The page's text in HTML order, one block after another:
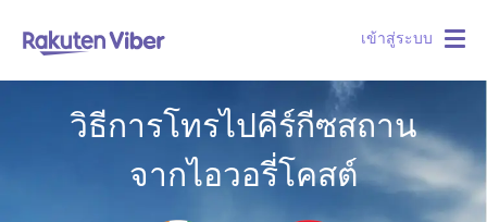
เข้าสู่ระบบ
วิธีการโทรไปคีร์กีซสถาน
จากไอวอรี่โคสต์